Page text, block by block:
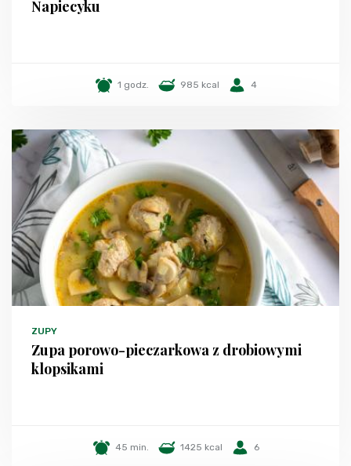
Napiecyku
1 godz. 985 kcal 4
ZUPY
Zupa porowo-pieczarkowa z drobiowymi
klopsikami
45 min. 1425 kcal 6